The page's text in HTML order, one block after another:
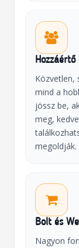
Hozzáértő
Közvetlen,
mind a
jössz be,
meg,
megoldják.
Bolt és
Nagyon